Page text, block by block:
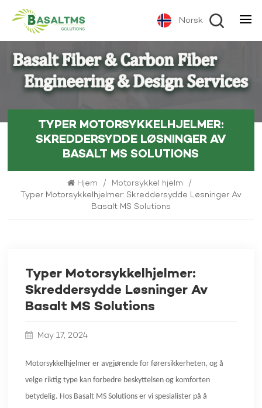
Norsk
TYPER MOTORSYKKELHJELMER:
SKREDDERSYDDE LØSNINGER AV
BASALT MS SOLUTIONS
Hjem / Motorsykkel hjelm /
Typer Motorsykkelhjelmer: Skreddersydde Løsninger Av
Basalt MS Solutions
Typer Motorsykkelhjelmer:
Skreddersydde Løsninger Av
Basalt MS Solutions
May 17, 2024
Motorsykkelhjelmer er avgjørende for førersikkerheten, og å
velge riktig type kan forbedre beskyttelsen og komforten
betydelig. Hos Basalt MS Solutions er vi spesialister på å